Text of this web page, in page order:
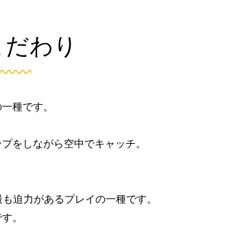
わり
種です。
をしながら空中でキャッチ。
迫力があるプレイの一種です。
。